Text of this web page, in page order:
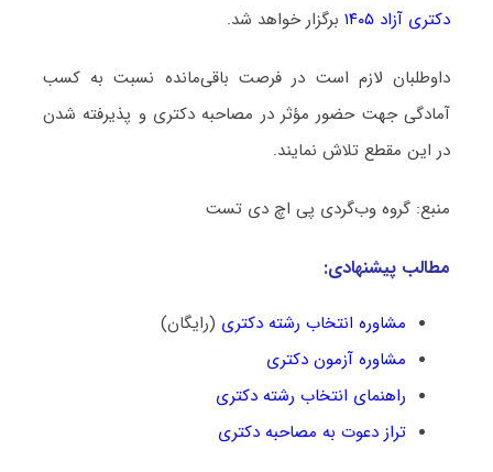
دکتری آزاد ۱۴۰۵
برگزار خواهد شد.
داوطلبان لازم است در فرصت باقی‌مانده نسبت به کسب
آمادگی جهت حضور مؤثر در مصاحبه دکتری و پذیرفته شدن
در این مقطع تلاش نمایند.
منبع: گروه وب‌گردی پی اچ دی تست
مطالب پیشنهادی:
مشاوره انتخاب رشته دکتری (رایگان)
مشاوره آزمون دکتری
راهنمای انتخاب رشته دکتری
تراز دعوت به مصاحبه دکتری